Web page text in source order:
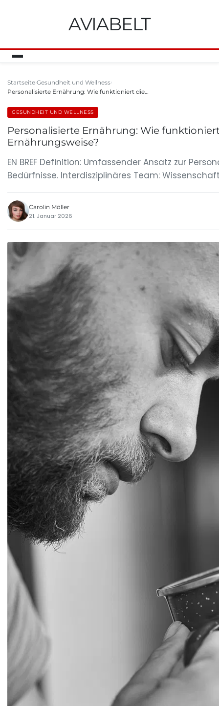
AVIABELT
Startseite Gesundheit und Wellness
Personalisierte Ernährung: Wie funktioniert die…
GESUNDHEIT UND WELLNESS
Personalisierte Ernährung: Wie
Ernährungsweise?
EN BREF Definition: Umfassender Ansatz zur
Bedürfnisse. Interdisziplinäres Team:
Carolin Möller
21. Januar 2026